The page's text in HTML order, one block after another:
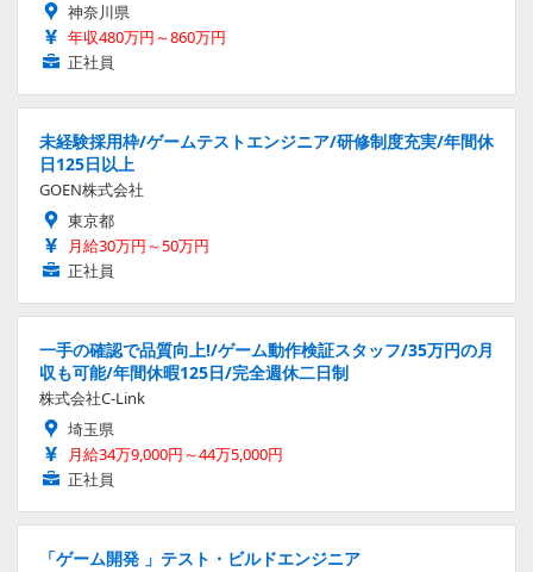
神奈川県
年収480万円～860万円
正社員
未経験採用枠/ゲームテストエンジニア/研修制度充実/年間休
日125日以上
GOEN株式会社
東京都
月給30万円～50万円
正社員
一手の確認で品質向上!/ゲーム動作検証スタッフ/35万円の月
収も可能/年間休暇125日/完全週休二日制
株式会社C-Link
埼玉県
月給34万9,000円～44万5,000円
正社員
「ゲーム開発 」テスト・ビルドエンジニア